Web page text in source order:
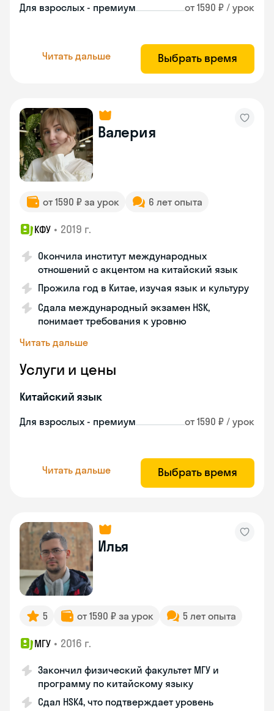
Для взрослых - премиум от 1590 ₽ / урок
Читать дальше Выбрать время
Валерия
от 1590 ₽ за урок 6 лет опыта
КФУ • 2019 г.
Окончила институт международных
отношений с акцентом на китайский язык
Прожила год в Китае, изучая язык и культуру
Сдала международный экзамен HSK,
понимает требования к уровню
Читать дальше
Услуги и цены
Китайский язык
Для взрослых - премиум от 1590 ₽ / урок
Читать дальше Выбрать время
Илья
5 от 1590 ₽ за урок 5 лет опыта
МГУ • 2016 г.
Закончил физический факультет МГУ и
программу по китайскому языку
Сдал HSK4, что подтверждает уровень